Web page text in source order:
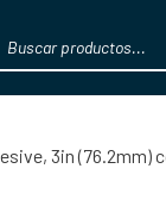
search
3in (76.2mm)